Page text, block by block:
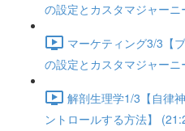
の設定とカスタマジャー
マーケティング3/3【
の設定とカスタマジャー
解剖生理学1/3【自律
ントロールする方法】